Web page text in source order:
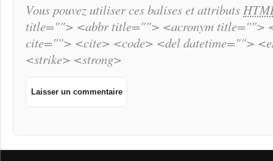
Vous pouvez utiliser ces balises et attributs
title=""> <abbr title=""> <acronym title="">
cite=""> <cite> <code> <del datetime="">
<strike> <strong>